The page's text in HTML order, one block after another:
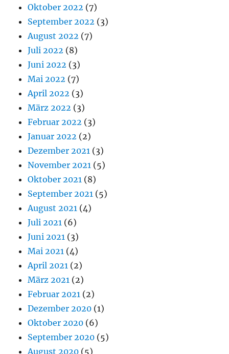
Oktober 2022 (7)
September 2022 (3)
August 2022 (7)
Juli 2022 (8)
Juni 2022 (3)
Mai 2022 (7)
April 2022 (3)
März 2022 (3)
Februar 2022 (3)
Januar 2022 (2)
Dezember 2021 (3)
November 2021 (5)
Oktober 2021 (8)
September 2021 (5)
August 2021 (4)
Juli 2021 (6)
Juni 2021 (3)
Mai 2021 (4)
April 2021 (2)
März 2021 (2)
Februar 2021 (2)
Dezember 2020 (1)
Oktober 2020 (6)
September 2020 (5)
August 2020 (5)